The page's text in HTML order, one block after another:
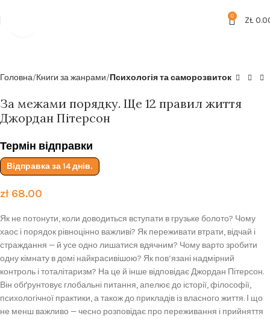
0 ZŁ
Головна Книги за жанрами Психологія та саморозвиток
За межами порядку. Ще 12 правил життя
Джордан Пітерсон
Термін відправки
Відправка за 14 днів.
zł68.00
Як не потонути, коли доводиться вступати в грузьке болото? Чому
хаос і порядок рівноцінно важливі? Як переживати втрати, відчай і
страждання — й усе одно лишатися вдячним? Чому варто зробити
одну кімнату в домі найкрасивішою? Як пов’язані надмірний
контроль і тоталітаризм? На це й інше відповідає Джордан Пітерсон.
Він обґрунтовує глобальні питання, апелює до історії, філософії,
психологічної практики, а також до прикладів із власного життя. І що
не менш важливо — чесно розповідає про переживання і прийняття